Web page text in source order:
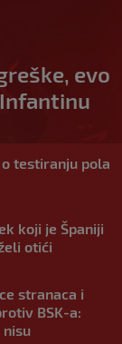
evo
testiranju pola
koji je Španiji
otići
stranaca i
BSK-a:
nisu